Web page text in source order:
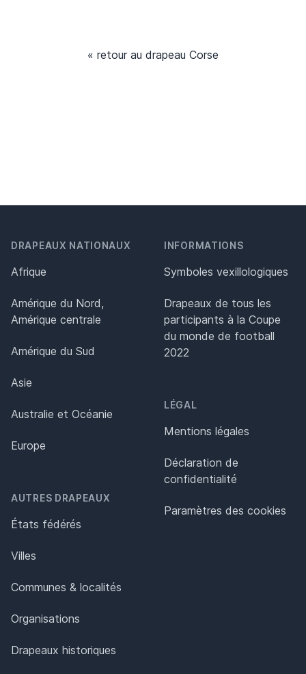
« retour au drapeau Corse
DRAPEAUX NATIONAUX
Afrique
Amérique du Nord,
Amérique centrale
Amérique du Sud
Asie
Australie et Océanie
Europe
AUTRES DRAPEAUX
États fédérés
Villes
Communes & localités
Organisations
Drapeaux historiques
INFORMATIONS
Symboles vexillologiques
Drapeaux de tous les
participants à la Coupe
du monde de football
2022
LÉGAL
Mentions légales
Déclaration de
confidentialité
Paramètres des cookies